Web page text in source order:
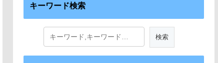
キーワード検索